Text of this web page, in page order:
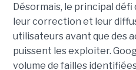
Désormais, le principal
leur correction et leur
utilisateurs avant que des
puissent les exploiter.
volume de failles